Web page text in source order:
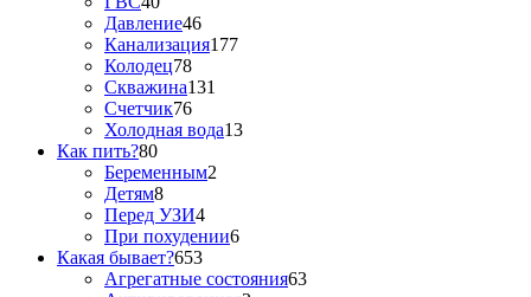
Давление46
Канализация177
Колодец78
Скважина131
Счетчик76
Холодная вода13
Как пить?80
Беременным2
Детям8
Перед УЗИ4
При похудении6
Какая бывает?653
Агрегатные состояния63